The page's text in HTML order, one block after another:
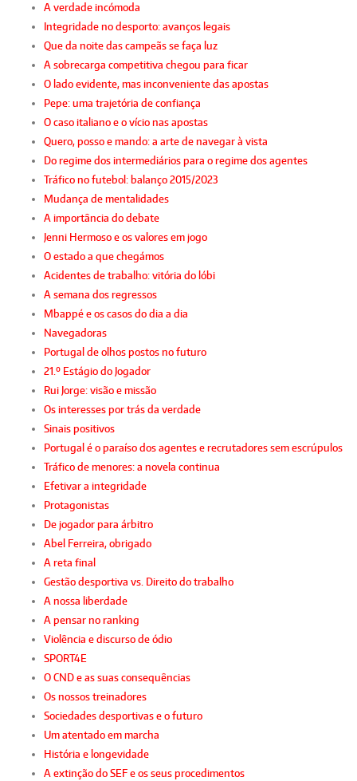
A verdade incómoda
Integridade no desporto: avanços legais
Que da noite das campeãs se faça luz
A sobrecarga competitiva chegou para ficar
O lado evidente, mas inconveniente das apostas
Pepe: uma trajetória de confiança
O caso italiano e o vício nas apostas
Quero, posso e mando: a arte de navegar à vista
Do regime dos intermediários para o regime dos agentes
Tráfico no futebol: balanço 2015/2023
Mudança de mentalidades
A importância do debate
Jenni Hermoso e os valores em jogo
O estado a que chegámos
Acidentes de trabalho: vitória do lóbi
A semana dos regressos
Mbappé e os casos do dia a dia
Navegadoras
Portugal de olhos postos no futuro
21.º Estágio do Jogador
Rui Jorge: visão e missão
Os interesses por trás da verdade
Sinais positivos
Portugal é o paraíso dos agentes e recrutadores sem escrúpulos
Tráfico de menores: a novela continua
Efetivar a integridade
Protagonistas
De jogador para árbitro
Abel Ferreira, obrigado
A reta final
Gestão desportiva vs. Direito do trabalho
A nossa liberdade
A pensar no ranking
Violência e discurso de ódio
SPORT4E
O CND e as suas consequências
Os nossos treinadores
Sociedades desportivas e o futuro
Um atentado em marcha
História e longevidade
A extinção do SEF e os seus procedimentos